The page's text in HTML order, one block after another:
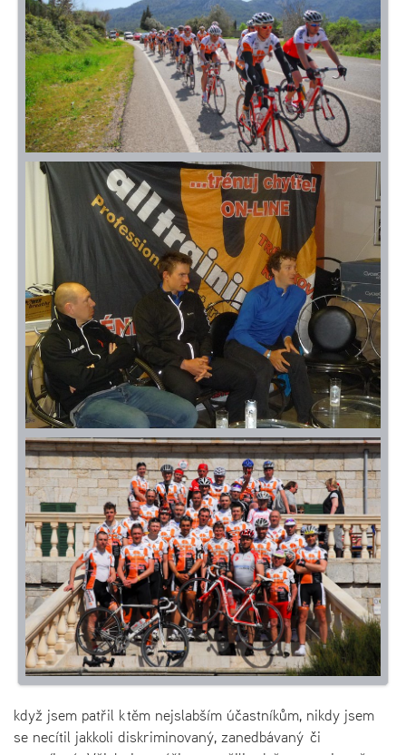
když jsem patřil k těm nejslabším účastníkům, nikdy jsem
se necítil jakkoli diskriminovaný, zanedbávaný či